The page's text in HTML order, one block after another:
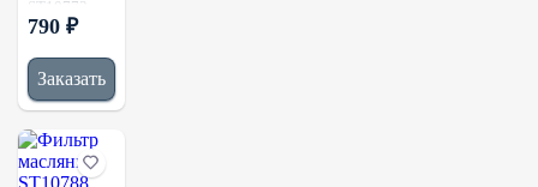
ST10773
(1/20)
2P4004
1R0739
LF667
790 ₽
Заказать